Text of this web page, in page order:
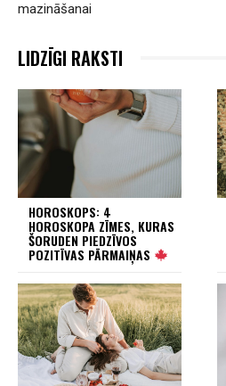
mazināšanai
LIDZĪGI RAKSTI
HOROSKOPS: 4
HOROSKOPA ZĪMES, KURAS
ŠORUDEN PIEDZĪVOS
POZITĪVAS PĀRMAIŅAS